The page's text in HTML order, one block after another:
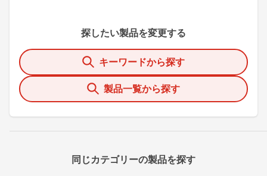
探したい製品を変更する
キーワードから探す
製品一覧から探す
同じカテゴリーの製品を探す